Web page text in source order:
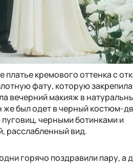
кремового оттенка с
фату, которую
вечерний макияж в
же был одет в черный костюм-
черными ботинками и
расслабленный вид.
горячо поздравили пару, а